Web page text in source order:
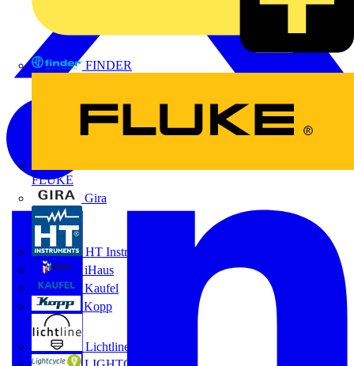
FINDER
FLUKE
Gira
HT Instruments GmbH
iHaus
Kaufel
Kopp
Lichtline